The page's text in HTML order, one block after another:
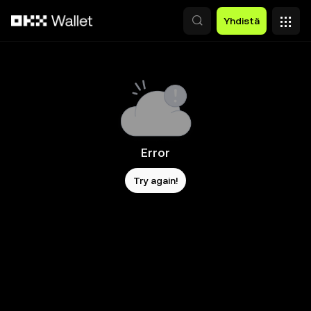
Yhdistä
Error
Try again!